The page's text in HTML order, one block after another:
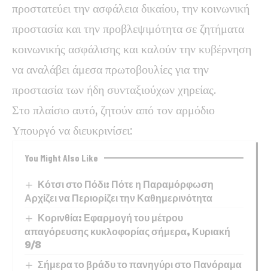
προστατεύει την ασφάλεια δικαίου, την κοινωνική
προστασία και την προβλεψιμότητα σε ζητήματα
κοινωνικής ασφάλισης και καλούν την κυβέρνηση
να αναλάβει άμεσα πρωτοβουλίες για την
προστασία των ήδη συνταξιούχων χηρείας.
Στο πλαίσιο αυτό, ζητούν από τον αρμόδιο
Υπουργό να διευκρινίσει:
You Might Also Like
Κότσι στο Πόδι: Πότε η Παραμόρφωση
Αρχίζει να Περιορίζει την Καθημερινότητα
Κορινθία: Εφαρμογή του μέτρου
απαγόρευσης κυκλοφορίας σήμερα, Κυριακή
9/8
Σήμερα το βράδυ το πανηγύρι στο Πανόραμα